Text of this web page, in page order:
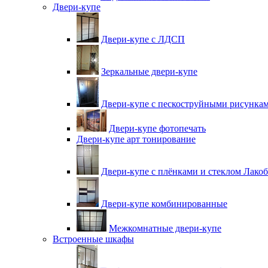
Двери-купе
Двери-купе с ЛДСП
Зеркальные двери-купе
Двери-купе с пескоструйными
Двери-купе фотопечать
Двери-купе арт тонирование
Двери-купе с плёнками и стеклом
Двери-купе комбинированные
Межкомнатные двери-купе
Встроенные шкафы